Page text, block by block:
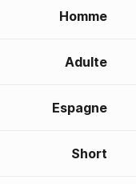
Homme
Adulte
Espagne
Short